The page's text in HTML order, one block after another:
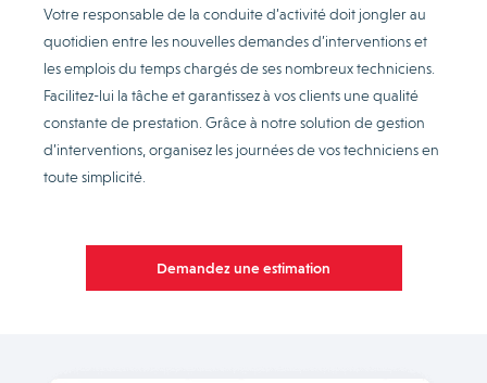
Votre responsable de la conduite d’activité doit jongler au
quotidien entre les nouvelles demandes d’interventions et
les emplois du temps chargés de ses nombreux techniciens.
Facilitez-lui la tâche et garantissez à vos clients une qualité
constante de prestation. Grâce à notre solution de gestion
d’interventions, organisez les journées de vos techniciens en
toute simplicité.
Demandez une estimation